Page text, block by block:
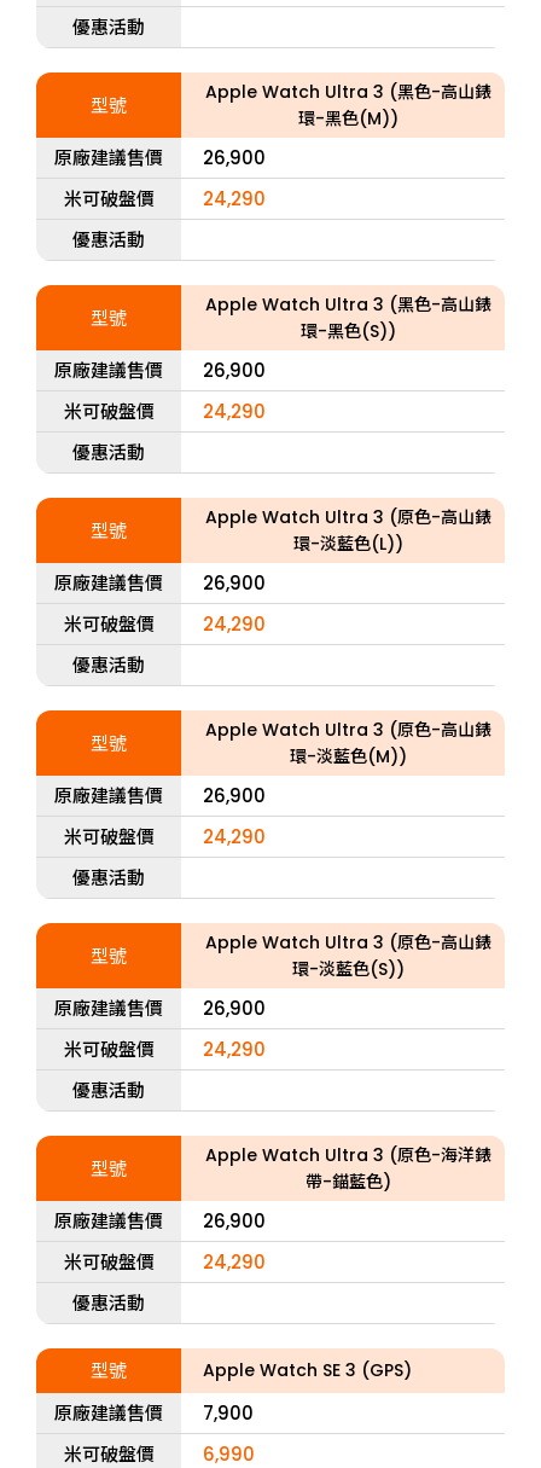
優惠活動
型號
Apple Watch Ultra 3 (黑色-高山錶
環-黑色(M))
原廠建議售價
26,900
米可破盤價
24,290
優惠活動
型號
Apple Watch Ultra 3 (黑色-高山錶
環-黑色(S))
原廠建議售價
26,900
米可破盤價
24,290
優惠活動
型號
Apple Watch Ultra 3 (原色-高山錶
環-淡藍色(L))
原廠建議售價
26,900
米可破盤價
24,290
優惠活動
型號
Apple Watch Ultra 3 (原色-高山錶
環-淡藍色(M))
原廠建議售價
26,900
米可破盤價
24,290
優惠活動
型號
Apple Watch Ultra 3 (原色-高山錶
環-淡藍色(S))
原廠建議售價
26,900
米可破盤價
24,290
優惠活動
型號
Apple Watch Ultra 3 (原色-海洋錶
帶-錨藍色)
原廠建議售價
26,900
米可破盤價
24,290
優惠活動
型號 Apple Watch SE 3 (GPS)
原廠建議售價
7,900
米可破盤價
6,990